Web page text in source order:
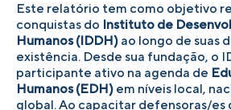
Este relatório tem como objetivo
conquistas do Instituto de
Humanos (IDDH) ao longo de suas
existência. Desde sua fundação, o
participante ativo na agenda de
Humanos (EDH) em níveis local,
global. Ao capacitar defensoras/es